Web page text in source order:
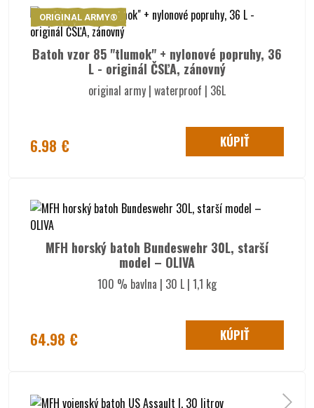
ORIGINAL ARMY®
Batoh vzor 85 "tlumok" + nylonové popruhy, 36
L - originál ČSĽA, zánovný
original army | waterproof | 36L
6.98 € KÚPIŤ
MFH horský batoh Bundeswehr 30L, starší
model – OLIVA
100 % bavlna | 30 L | 1,1 kg
64.98 € KÚPIŤ